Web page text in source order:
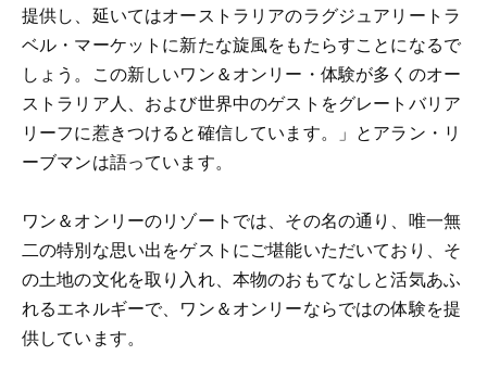
提供し、延いてはオーストラリアのラグジュアリートラ
ベル・マーケットに新たな旋風をもたらすことになるで
しょう。この新しいワン＆オンリー・体験が多くのオー
ストラリア人、および世界中のゲストをグレートバリア
リーフに惹きつけると確信しています。」とアラン・リ
ーブマンは語っています。
ワン＆オンリーのリゾートでは、その名の通り、唯一無
二の特別な思い出をゲストにご堪能いただいており、そ
の土地の文化を取り入れ、本物のおもてなしと活気あふ
れるエネルギーで、ワン＆オンリーならではの体験を提
供しています。